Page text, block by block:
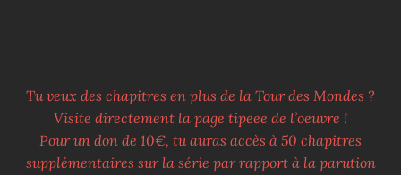
Tu veux des chapitres en plus de la Tour des Mondes ?
Visite directement la page tipeee de l’oeuvre !
Pour un don de 10€, tu auras accès à 50 chapitres
supplémentaires sur la série par rapport à la parution